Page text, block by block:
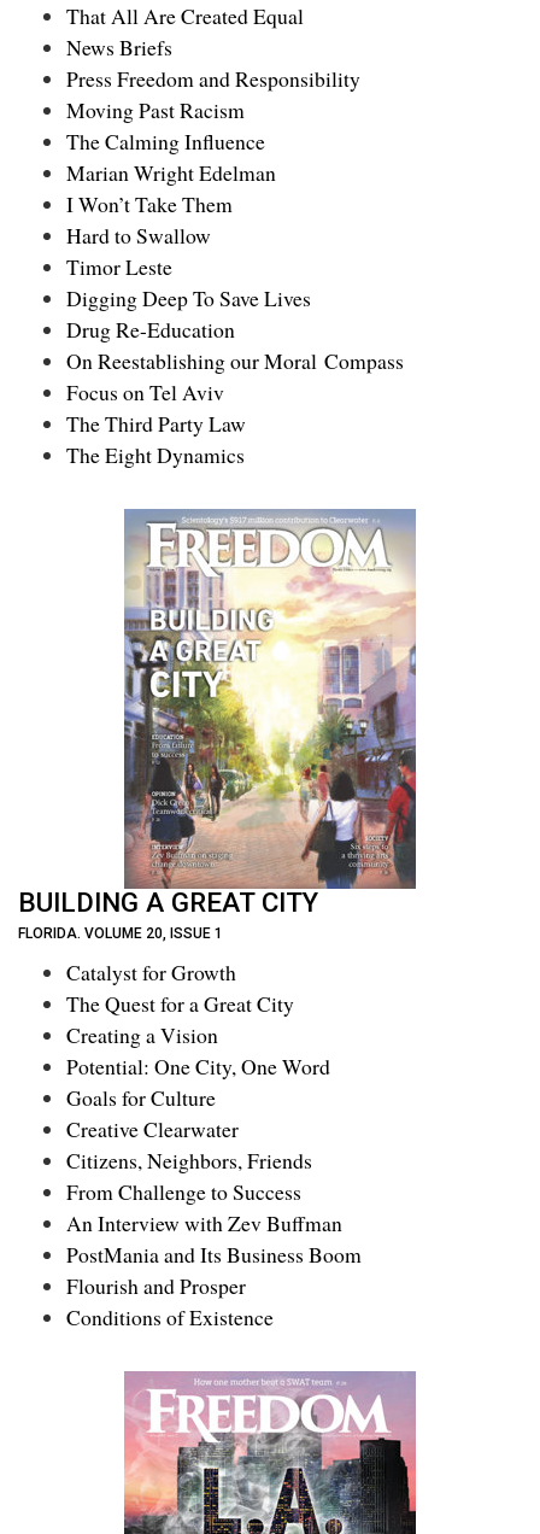
That All Are Created Equal
News Briefs
Press Freedom and Responsibility
Moving Past Racism
The Calming Influence
Marian Wright Edelman
I Won’t Take Them
Hard to Swallow
Timor Leste
Digging Deep To Save Lives
Drug Re-Education
On Reestablishing our Moral Compass
Focus on Tel Aviv
The Third Party Law
The Eight Dynamics
BUILDING A GREAT CITY
FLORIDA. VOLUME 20, ISSUE 1
Catalyst for Growth
The Quest for a Great City
Creating a Vision
Potential: One City, One Word
Goals for Culture
Creative Clearwater
Citizens, Neighbors, Friends
From Challenge to Success
An Interview with Zev Buffman
PostMania and Its Business Boom
Flourish and Prosper
Conditions of Existence